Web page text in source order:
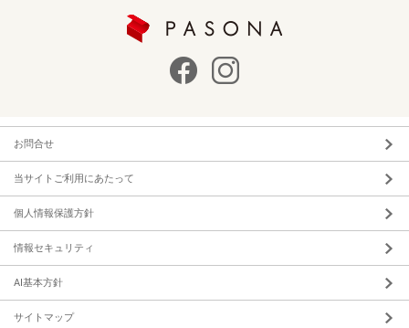
お問合せ
当サイトご利用にあたって
個人情報保護方針
情報セキュリティ
AI基本方針
サイトマップ